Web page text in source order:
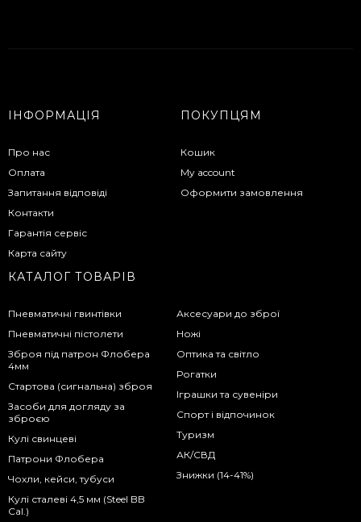
ІНФОРМАЦІЯ
Про нас
Оплата
Запитання відповіді
Контакти
Гарантія сервіс
Карта сайту
ПОКУПЦЯМ
Кошик
My account
Оформити замовлення
КАТАЛОГ ТОВАРІВ
Пневматичні гвинтівки
Пневматичні пістолети
Зброя під патрон Флобера
4мм
Стартова (сигнальна) зброя
Засоби для догляду за
зброєю
Кулі свинцеві
Патрони Флобера
Чохли, кейси, тубуси
Кулі сталеві 4,5 мм (Steel BB
Cal.)
Аксесуари до зброї
Ножі
Оптика та світло
Рогатки
Іграшки та сувеніри
Спорт і відпочинок
Туризм
АК/СВД
Знижки (14-41%)